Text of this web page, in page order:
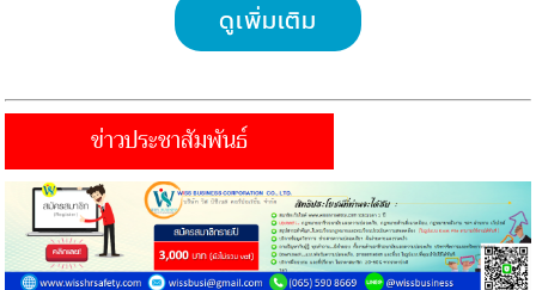
ดูเพิ่มเติม
ข่าวประชาสัมพันธ์